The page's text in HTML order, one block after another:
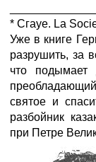
* Сгауе. Lа
Уже в книге
разрушить, за
что подымает
святое и
разбойник
при Петре